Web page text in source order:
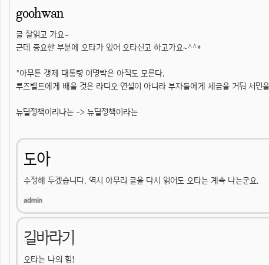
goohwan
글 잘읽고 가요~
근데 중요한 부분에 오타가 있어 오타신고 하고가요~^^*
"아무튼 갱제 대통령 이명박은 아직도 모른다.
루즈벨트에게 배울 것은 라디오 연설이 아니라 부자들에게 세금을 거둬 서민
뉴딜정책이리나는 -> 뉴딜정책이라는
도아
수정해 두겠습니다. 역시 아무리 글을 다시 읽어도 오타는 계속 나는군요.
길바라기
오타는 나의 힘!